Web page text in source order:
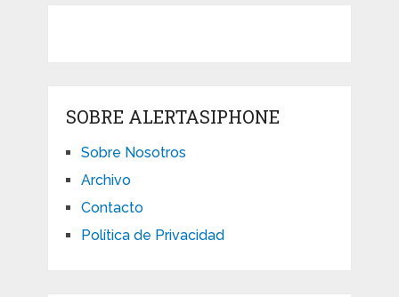
SOBRE ALERTASIPHONE
Sobre Nosotros
Archivo
Contacto
Política de Privacidad